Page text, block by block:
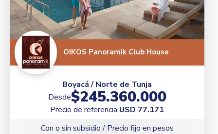
OIKOS Panoramik Club House
Boyacá / Norte de Tunja
Desde$245.360.000
Precio de referencia USD 77.171
Con o sin subsidio / Precio fijo en pesos